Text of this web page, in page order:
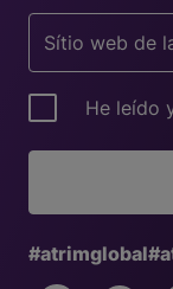
He leído
#atrimglobal